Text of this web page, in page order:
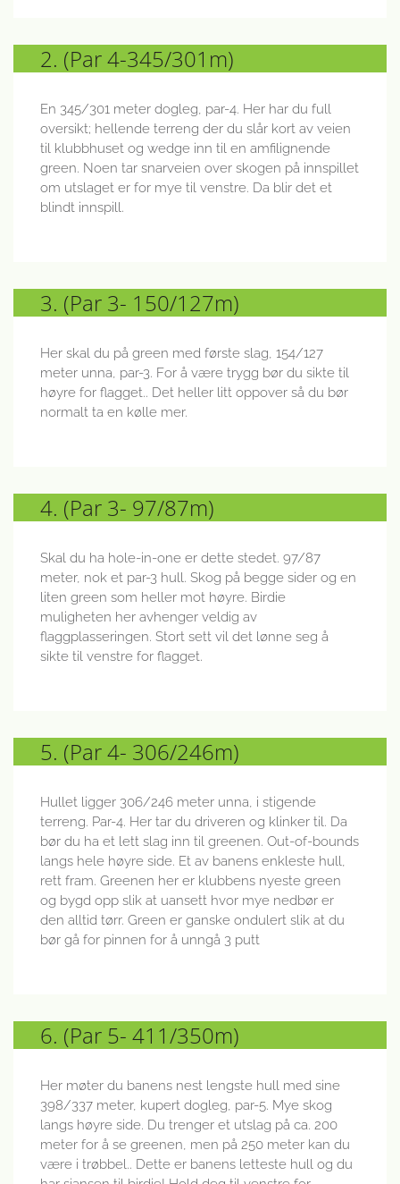
2. (Par 4-345/301m)
En 345/301 meter dogleg, par-4. Her har du full
oversikt; hellende terreng der du slår kort av veien
til klubbhuset og wedge inn til en amfilignende
green. Noen tar snarveien over skogen på innspillet
om utslaget er for mye til venstre. Da blir det et
blindt innspill.
3. (Par 3- 150/127m)
Her skal du på green med første slag, 154/127
meter unna, par-3. For å være trygg bør du sikte til
høyre for flagget.. Det heller litt oppover så du bør
normalt ta en kølle mer.
4. (Par 3- 97/87m)
Skal du ha hole-in-one er dette stedet. 97/87
meter, nok et par-3 hull. Skog på begge sider og en
liten green som heller mot høyre. Birdie
muligheten her avhenger veldig av
flaggplasseringen. Stort sett vil det lønne seg å
sikte til venstre for flagget.
5. (Par 4- 306/246m)
Hullet ligger 306/246 meter unna, i stigende
terreng. Par-4. Her tar du driveren og klinker til. Da
bør du ha et lett slag inn til greenen. Out-of-bounds
langs hele høyre side. Et av banens enkleste hull,
rett fram. Greenen her er klubbens nyeste green
og bygd opp slik at uansett hvor mye nedbør er
den alltid tørr. Green er ganske ondulert slik at du
bør gå for pinnen for å unngå 3 putt
6. (Par 5- 411/350m)
Her møter du banens nest lengste hull med sine
398/337 meter, kupert dogleg, par-5. Mye skog
langs høyre side. Du trenger et utslag på ca. 200
meter for å se greenen, men på 250 meter kan du
være i trøbbel.. Dette er banens letteste hull og du